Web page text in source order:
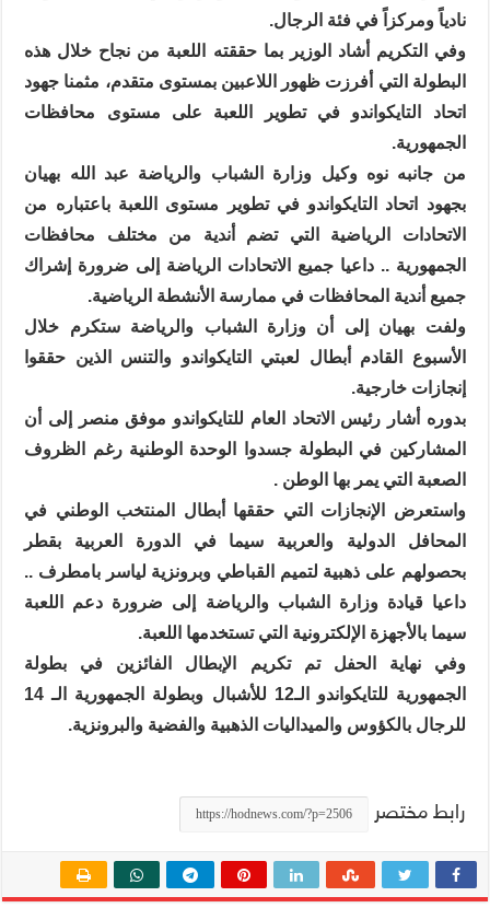
نادياً ومركزاً في فئة الرجال.
وفي التكريم أشاد الوزير بما حققته اللعبة من نجاح خلال هذه
البطولة التي أفرزت ظهور اللاعبين بمستوى متقدم، مثمنا جهود
اتحاد التايكواندو في تطوير اللعبة على مستوى محافظات
الجمهورية.
من جانبه نوه وكيل وزارة الشباب والرياضة عبد الله بهيان
بجهود اتحاد التايكواندو في تطوير مستوى اللعبة باعتباره من
الاتحادات الرياضية التي تضم أندية من مختلف محافظات
الجمهورية .. داعيا جميع الاتحادات الرياضة إلى ضرورة إشراك
جميع أندية المحافظات في ممارسة الأنشطة الرياضية.
ولفت بهيان إلى أن وزارة الشباب والرياضة ستكرم خلال
الأسبوع القادم أبطال لعبتي التايكواندو والتنس الذين حققوا
إنجازات خارجية.
بدوره أشار رئيس الاتحاد العام للتايكواندو موفق منصر إلى أن
المشاركين في البطولة جسدوا الوحدة الوطنية رغم الظروف
الصعبة التي يمر بها الوطن .
واستعرض الإنجازات التي حققها أبطال المنتخب الوطني في
المحافل الدولية والعربية سيما في الدورة العربية بقطر
بحصولهم على ذهبية لتميم القباطي وبرونزية لياسر بامطرف ..
داعيا قيادة وزارة الشباب والرياضة إلى ضرورة دعم اللعبة
سيما بالأجهزة الإلكترونية التي تستخدمها اللعبة.
وفي نهاية الحفل تم تكريم الإبطال الفائزين في بطولة
الجمهورية للتايكواندو الـ12 للأشبال وبطولة الجمهورية الـ 14
للرجال بالكؤوس والميداليات الذهبية والفضية والبرونزية.
رابط مختصر